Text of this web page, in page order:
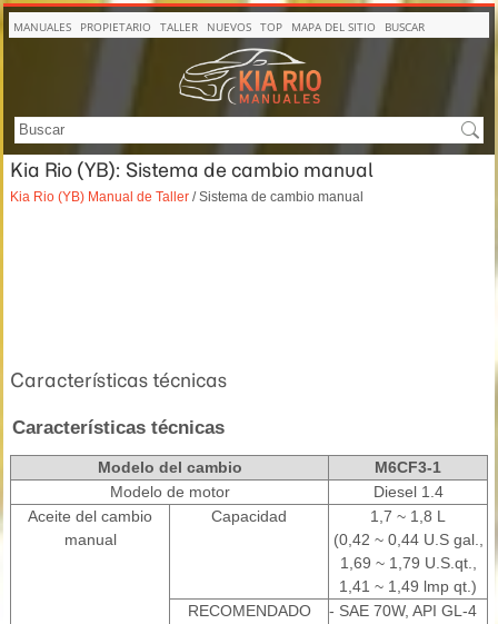
MANUALES PROPIETARIO TALLER NUEVOS TOP MAPA DEL SITIO BUSCAR
Kia Rio (YB): Sistema de cambio manual
Kia Rio (YB) Manual de Taller / Sistema de cambio manual
Características técnicas
Características técnicas
Modelo del cambio
M6CF3-1
Modelo de motor
Diesel 1.4
Aceite del cambio
manual
Capacidad
1,7 ~ 1,8 L
(0,42 ~ 0,44 U.S gal.,
1,69 ~ 1,79 U.S.qt.,
1,41 ~ 1,49 lmp qt.)
RECOMENDADO
- SAE 70W, API GL-4